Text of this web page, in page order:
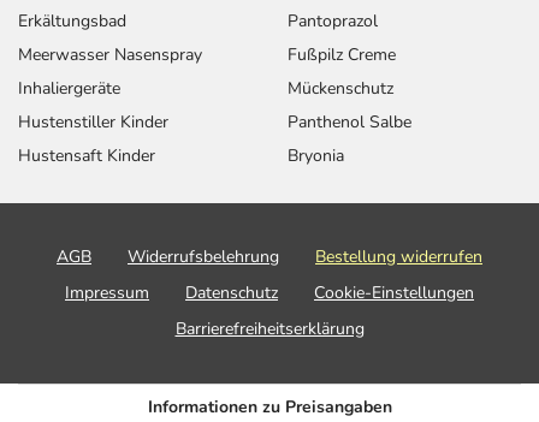
Erkältungsbad
Meerwasser Nasenspray
Inhaliergeräte
Hustenstiller Kinder
Hustensaft Kinder
Pantoprazol
Fußpilz Creme
Mückenschutz
Panthenol Salbe
Bryonia
AGB Widerrufsbelehrung
Bestellung widerrufen
Impressum
Datenschutz
Cookie-Einstellungen
Barrierefreiheitserklärung
Informationen zu Preisangaben